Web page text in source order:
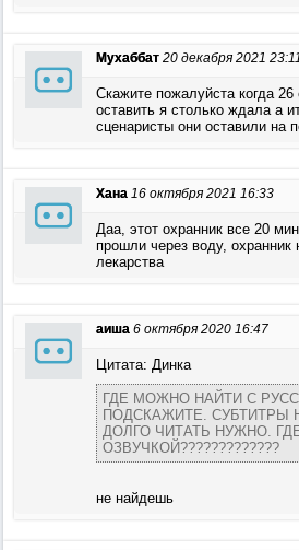
Мухаббат 20 декабря 2021
Скажите пожалуйста когда
оставить я столько ждала а
сценаристы они оставили на
Хана 16 октября 2021 16:33
Даа, этот охранник все 20
прошли через воду, охранник
лекарства
аиша 6 октября 2020 16:47
Цитата: Динка
ГДЕ МОЖНО НАЙТИ С
ПОДСКАЖИТЕ. СУБТИТРЫ
ДОЛГО ЧИТАТЬ НУЖНО.
ОЗВУЧКОЙ?????????????
не найдешь